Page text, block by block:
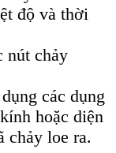
độ và thời
nút chảy
các dụng
hoặc diện
chảy loe ra.